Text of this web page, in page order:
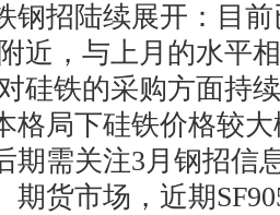
钢招陆续展开：目
近，与上月的水平
硅铁的采购方面持
格局下硅铁价格较
期需关注3月钢招信
期货市场，近期